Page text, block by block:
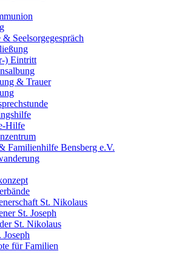
Seelsorgegespräch
) Eintritt
& Trauer
Hilfe
Familienhilfe Bensberg e.V.
St. Nikolaus
St. Joseph
St. Nikolaus
für Familien